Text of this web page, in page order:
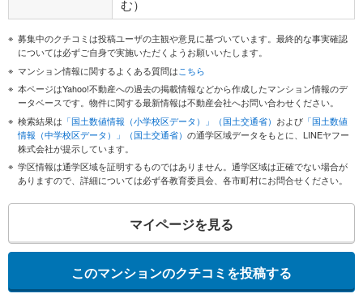
む）
募集中のクチコミは投稿ユーザの主観や意見に基づいています。最終的な事実確認
については必ずご自身で実施いただくようお願いいたします。
マンション情報に関するよくある質問はこちら
本ページはYahoo!不動産への過去の掲載情報などから作成したマンション情報のデ
ータベースです。物件に関する最新情報は不動産会社へお問い合わせください。
検索結果は 「国土数値情報（小学校区データ）」（国土交通省） および 「国土数値
情報（中学校区データ）」（国土交通省） の通学区域データをもとに、LINEヤフー
株式会社が提示しています。
学区情報は通学区域を証明するものではありません。通学区域は正確でない場合が
ありますので、詳細については必ず各教育委員会、各市町村にお問合せください。
マイページを見る
このマンションのクチコミを投稿する